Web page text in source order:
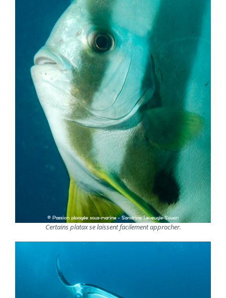
Certains platax se laissent facilement approcher.